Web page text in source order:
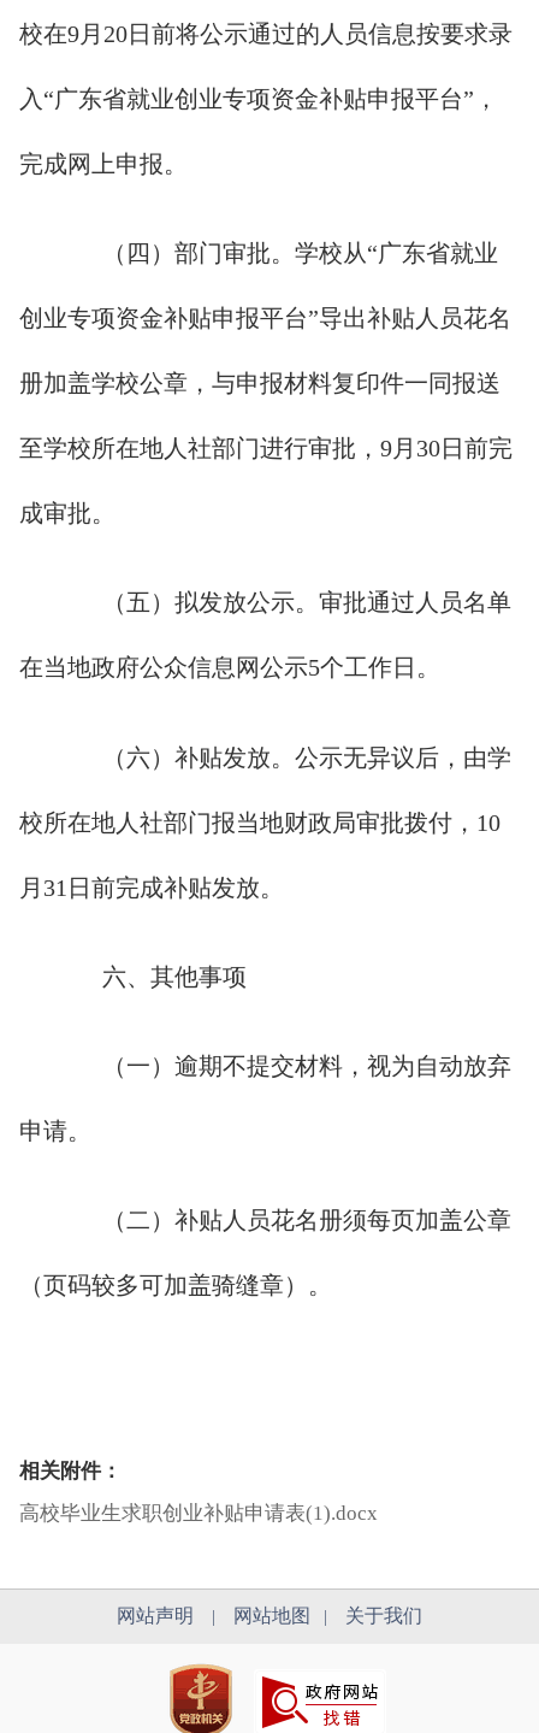
校在9月20日前将公示通过的人员信息按要求录
入“广东省就业创业专项资金补贴申报平台”，
完成网上申报。
（四）部门审批。学校从“广东省就业
创业专项资金补贴申报平台”导出补贴人员花名
册加盖学校公章，与申报材料复印件一同报送
至学校所在地人社部门进行审批，9月30日前完
成审批。
（五）拟发放公示。审批通过人员名单
在当地政府公众信息网公示5个工作日。
（六）补贴发放。公示无异议后，由学
校所在地人社部门报当地财政局审批拨付，10
月31日前完成补贴发放。
六、其他事项
（一）逾期不提交材料，视为自动放弃
申请。
（二）补贴人员花名册须每页加盖公章
（页码较多可加盖骑缝章）。
相关附件：
高校毕业生求职创业补贴申请表(1).docx
网站声明 网站地图 关于我们